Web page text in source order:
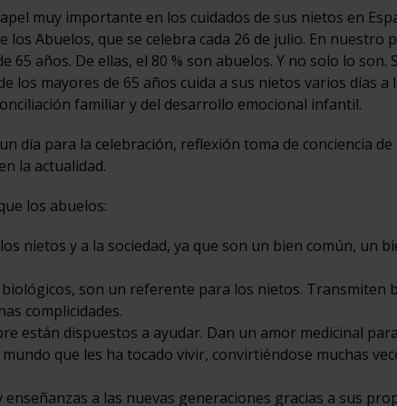
muy importante en los cuidados de sus nietos en
los Abuelos, que se celebra cada 26 de julio. En nuestro
65 años. De ellas, el 80 % son abuelos. Y no solo lo son.
los mayores de 65 años cuida a sus nietos varios días a
familiar y del desarrollo emocional infantil.
día para la celebración, reflexión toma de conciencia
la actualidad.
los abuelos:
nietos y a la sociedad, ya que son un bien común, un
son un referente para los nietos. Transmiten
complicidades.
están dispuestos a ayudar. Dan un amor medicinal
que les ha tocado vivir, convirtiéndose muchas
a las nuevas generaciones gracias a sus